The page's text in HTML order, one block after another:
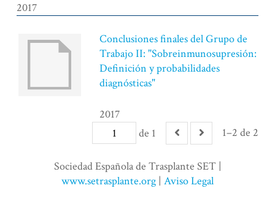
2017
Conclusiones finales del Grupo de
Trabajo II: "Sobreinmunosupresión:
Definición y probabilidades
diagnósticas"
2017
de 1
1–2 de 2
Sociedad Española de Trasplante SET |
www.setrasplante.org | Aviso Legal